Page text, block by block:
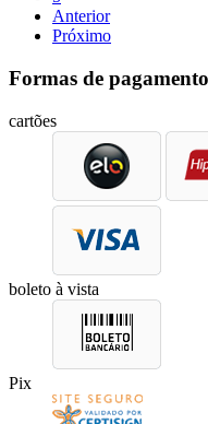
Anterior
Próximo
Formas de pagamento
cartões
boleto à vista
Pix